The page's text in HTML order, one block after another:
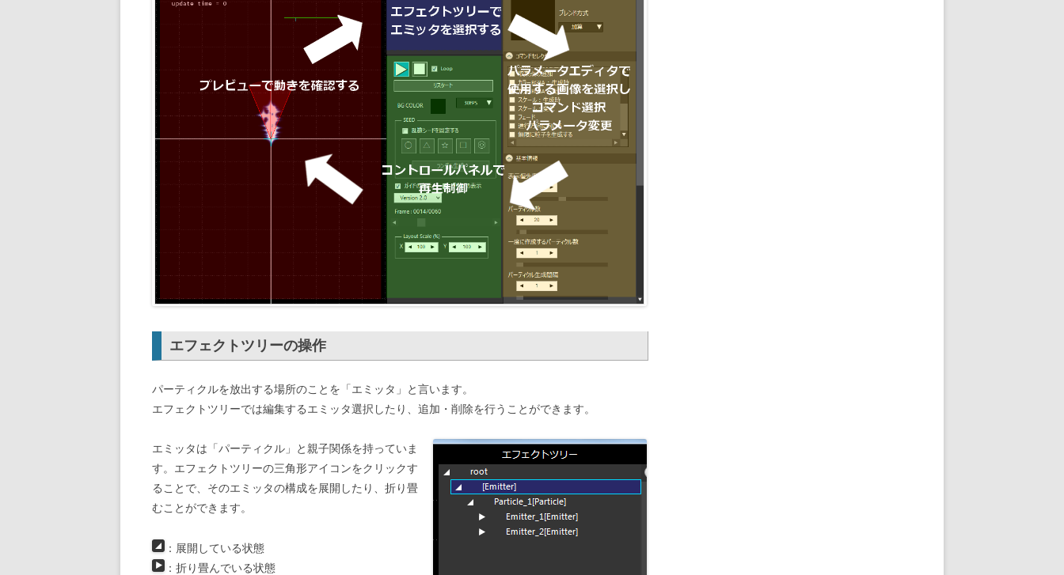
エフェクトツリーの操作
パーティクルを放出する場所のことを「エミッタ」と言います。
エフェクトツリーでは編集するエミッタ選択したり、追加・削除を行うことができます。
エミッタは「パーティクル」と親子関係を持っていま
す。エフェクトツリーの三角形アイコンをクリックす
ることで、そのエミッタの構成を展開したり、折り畳
むことができます。
：展開している状態
：折り畳んでいる状態